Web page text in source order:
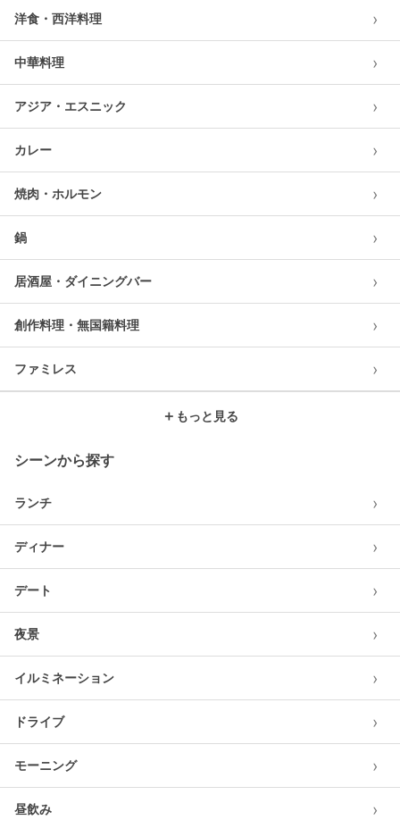
洋食・西洋料理 ›
中華料理 ›
アジア・エスニック ›
カレー ›
焼肉・ホルモン ›
鍋 ›
居酒屋・ダイニングバー ›
創作料理・無国籍料理 ›
ファミレス ›
＋ もっと見る
シーンから探す
ランチ ›
ディナー ›
デート ›
夜景 ›
イルミネーション ›
ドライブ ›
モーニング ›
昼飲み ›